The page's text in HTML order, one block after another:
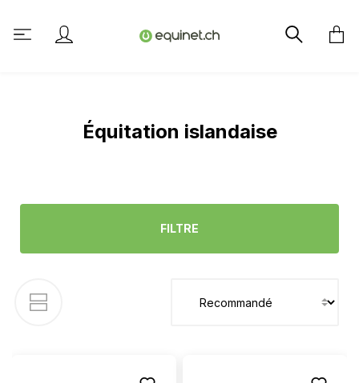
Équitation islandaise
FILTRE